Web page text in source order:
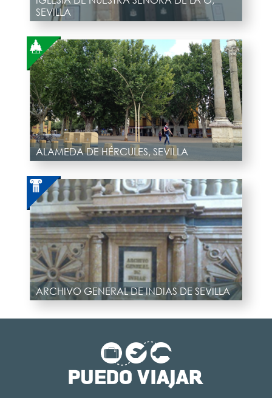
SEVILLA
ALAMEDA DE HÉRCULES, SEVILLA
ARCHIVO GENERAL DE INDIAS DE SEVILLA